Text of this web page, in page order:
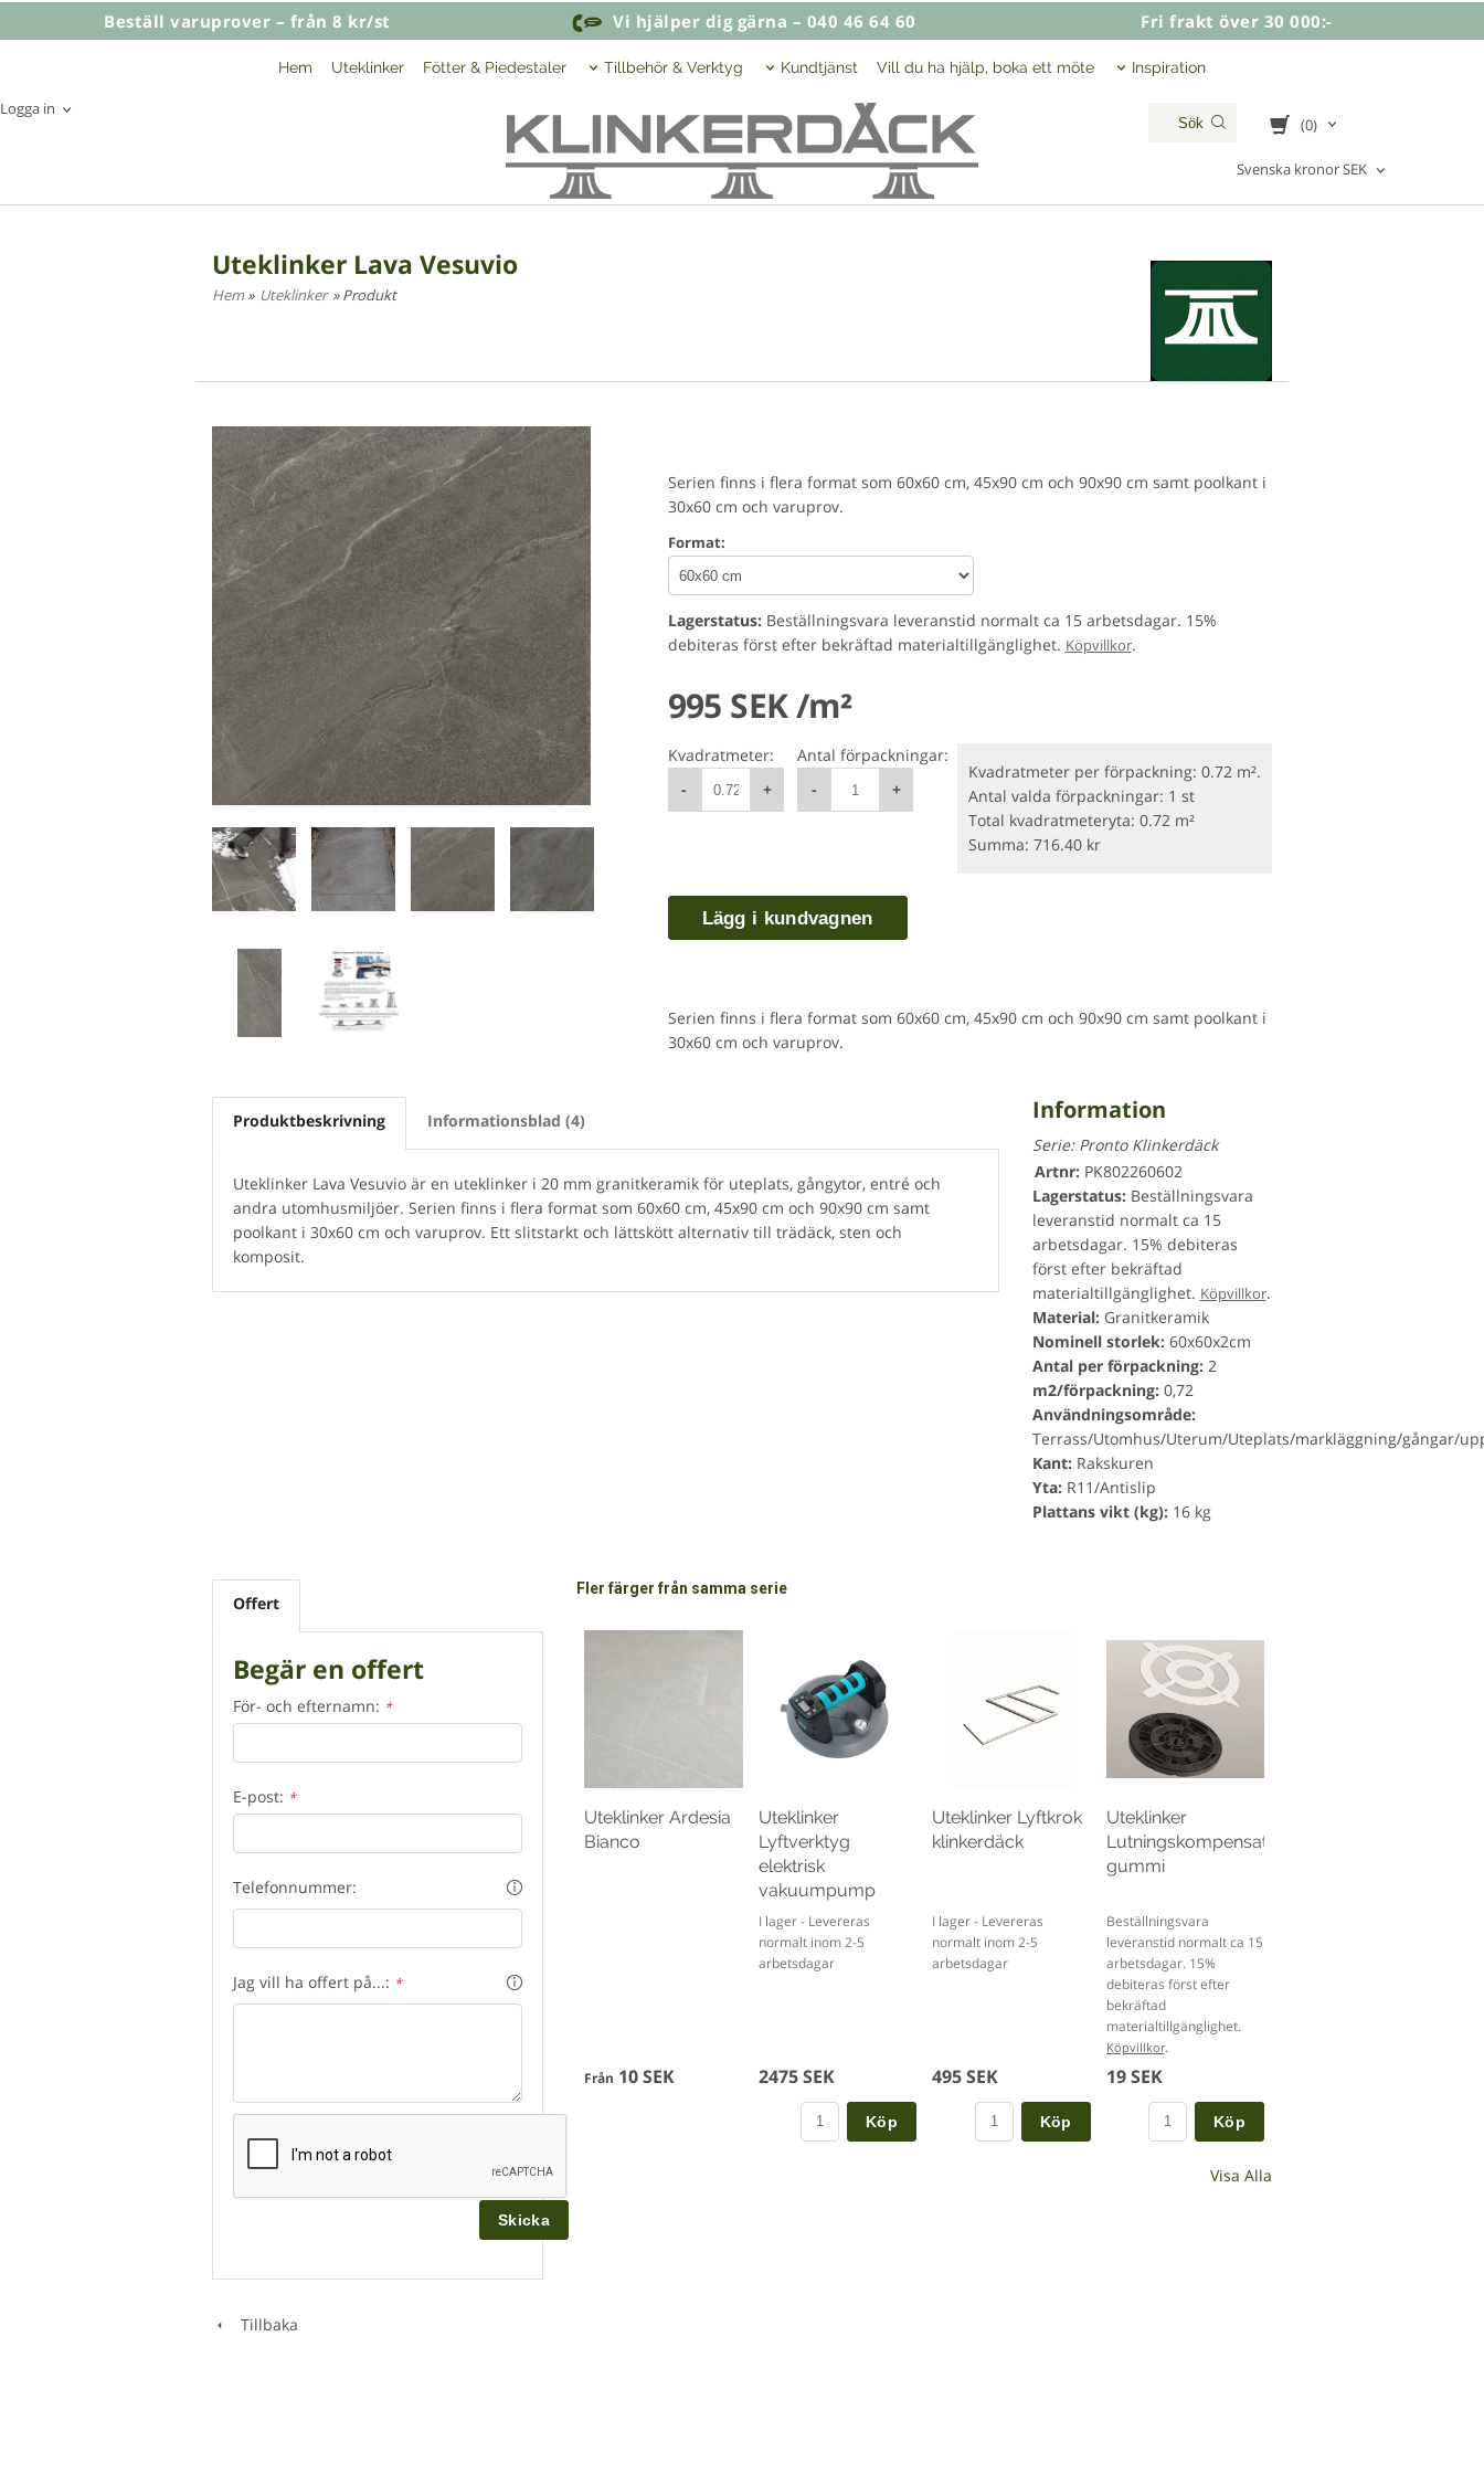
Beställ varuprover – från 8 kr/st Vi hjälper dig gärna – 040 46 64 60 Fri frakt över 30 000:-
Hem Uteklinker Fötter & Piedestaler Tillbehör & Verktyg Kundtjänst Vill du ha hjälp, boka ett möte Inspiration
Logga in
(0)
Svenska kronor SEK
Uteklinker Lava Vesuvio
Hem» Uteklinker » Produkt
Serien finns i flera format som 60x60 cm, 45x90 cm och 90x90 cm samt poolkant i
30x60 cm och varuprov.
Format:
Lagerstatus:Beställningsvara leveranstid normalt ca 15 arbetsdagar. 15%
debiteras först efter bekräftad materialtillgänglighet. Köpvillkor.
995 SEK /m²
Kvadratmeter:
-
+
Antal förpackningar:
-
+
Kvadratmeter per förpackning: 0.72 m².
Antal valda förpackningar: 1 st
Total kvadratmeteryta: 0.72 m²
Summa: 716.40 kr
Lägg i kundvagnen
Serien finns i flera format som 60x60 cm, 45x90 cm och 90x90 cm samt poolkant i
30x60 cm och varuprov.
Produktbeskrivning Informationsblad (4)
Uteklinker Lava Vesuvio är en uteklinker i 20 mm granitkeramik för uteplats, gångytor, entré och
andra utomhusmiljöer. Serien finns i flera format som 60x60 cm, 45x90 cm och 90x90 cm samt
poolkant i 30x60 cm och varuprov. Ett slitstarkt och lättskött alternativ till trädäck, sten och
komposit.
Information
Serie: Pronto Klinkerdäck
Artnr:PK802260602
Lagerstatus:Beställningsvara
leveranstid normalt ca 15
arbetsdagar. 15% debiteras
först efter bekräftad
materialtillgänglighet. Köpvillkor.
Material:Granitkeramik
Nominell storlek:60x60x2cm
Antal per förpackning:2
m2/förpackning:0,72
Användningsområde:
Terrass/Utomhus/Uterum/Uteplats/markläggning/gångar/
Kant:Rakskuren
Yta:R11/Antislip
Plattans vikt (kg):16 kg
Offert
Begär en offert
För- och efternamn: *
E-post: *
Telefonnummer:
Jag vill ha offert på...: *
Fler färger från samma serie
Uteklinker Ardesia
Bianco
Från 10 SEK
Uteklinker
Lyftverktyg
elektrisk
vakuumpump
I lager - Levereras
normalt inom 2-5
arbetsdagar
2475 SEK
Köp
Uteklinker Lyftkrok
klinkerdäck
I lager - Levereras
normalt inom 2-5
arbetsdagar
495 SEK
Köp
Uteklinker
Lutningskompensator
gummi
Beställningsvara
leveranstid normalt ca 15
arbetsdagar. 15%
debiteras först efter
bekräftad
materialtillgänglighet.
Köpvillkor.
19 SEK
Köp
Visa Alla
Tillbaka